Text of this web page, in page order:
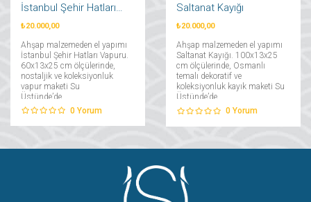
₺20.000,00
Ahşap malzemeden el yapımı
İstanbul Şehir Hatları Vapuru.
60x13x25 cm ölçülerinde,
nostaljik ve koleksiyonluk
vapur maketi Su
Üstünde’de....
0 Yorum
Saltanat Kayığı
₺20.000,00
Ahşap malzemeden el yapımı
Saltanat Kayığı. 100x13x25
cm ölçülerinde, Osmanlı
temalı dekoratif ve
koleksiyonluk kayık maketi Su
Üstünde’de....
0 Yorum